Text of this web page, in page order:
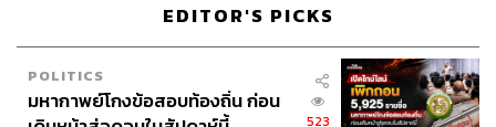
EDITOR'S PICKS
POLITICS
มหากาพย์โกงข้อสอบท้องถิ่น ก่อน
523